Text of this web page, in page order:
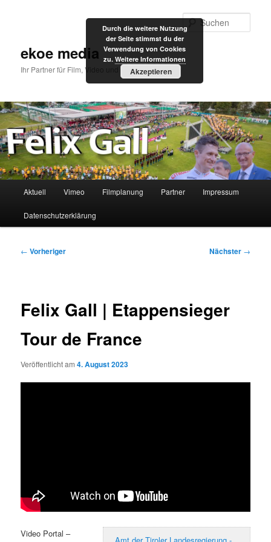
ekoe media
Ihr Partner für Film, Video und Internet
Aktuell Vimeo Filmplanung Partner Impressum
Datenschutzerklärung
Beitragsnavigation
← Vorheriger Nächster →
Felix Gall | Etappensieger
Tour de France
Veröffentlicht am4. August 2023
Amt der Tiroler Landesregierung -
Video Portal –
Durch die weitere Nutzung
der Seite stimmst du der
Verwendung von Cookies
zu. Weitere Informationen
Akzeptieren